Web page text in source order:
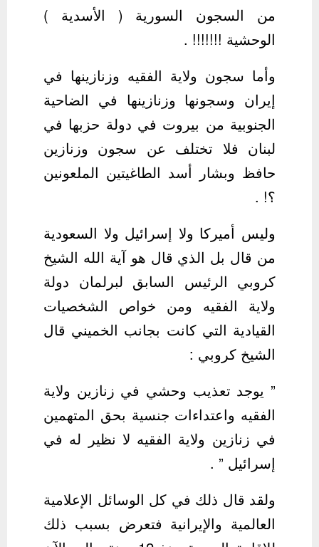
من السجون السورية ( الأسدية )
الوحشية !!!!!!! .
وأما سجون ولاية الفقيه وزنازينها في
إيران وسجونها وزنازينها في الضاحية
الجنوبية من بيروت في دولة حزبها في
لبنان فلا تختلف عن سجون وزنازين
حافظ وبشار أسد الطاغيتين الملعونين
؟! .
وليس أميركا ولا إسرائيل ولا السعودية
من قال بل الذي قال هو آية الله الشيخ
كروبي الرئيس السابق لبرلمان دولة
ولاية الفقيه ومن خواص الشخصيات
القيادية التي كانت بجانب الخميني قال
الشيخ كروبي :
” يوجد تعذيب وحشي في زنازين ولاية
الفقيه واعتداءات جنسية بحق المتهمين
في زنازين ولاية الفقيه لا نظير له في
إسرائيل ” .
ولقد قال ذلك في كل الوسائل الإعلامية
العالمية والإيرانية فتعرض بسبب ذلك